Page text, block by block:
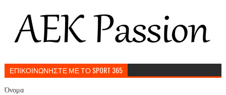
ΕΠΙΚΟΙΝΩΝΗΣΤΕ ΜΕ ΤΟ SPORT 365
Όνομα